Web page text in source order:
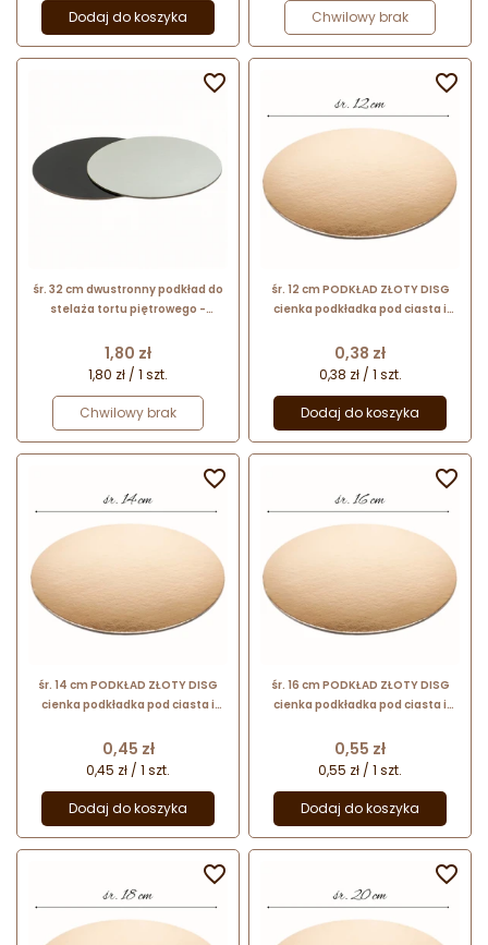
Dodaj do koszyka Chwilowy brak
śr. 32 cm dwustronny podkład do
stelaża tortu piętrowego -
biało-czarna
Cena
1,80 zł
1,80 zł / 1 szt.
Chwilowy brak

śr. 12 cm PODKŁAD ZŁOTY DISG
cienka podkładka pod ciasta i
Cena
0,38 zł
0,38 zł / 1 szt.
Dodaj do koszyka

śr. 14 cm PODKŁAD ZŁOTY DISG
cienka podkładka pod ciasta i
Cena
0,45 zł
0,45 zł / 1 szt.
Dodaj do koszyka

śr. 16 cm PODKŁAD ZŁOTY DISG
cienka podkładka pod ciasta i
Cena
0,55 zł
0,55 zł / 1 szt.
Dodaj do koszyka

 